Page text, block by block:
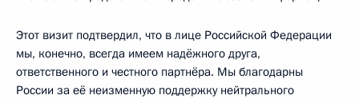
Этот визит подтвердил, что в лице Российской Федерации
мы, конечно, всегда имеем надёжного друга,
ответственного и честного партнёра. Мы благодарны
России за её неизменную поддержку нейтрального